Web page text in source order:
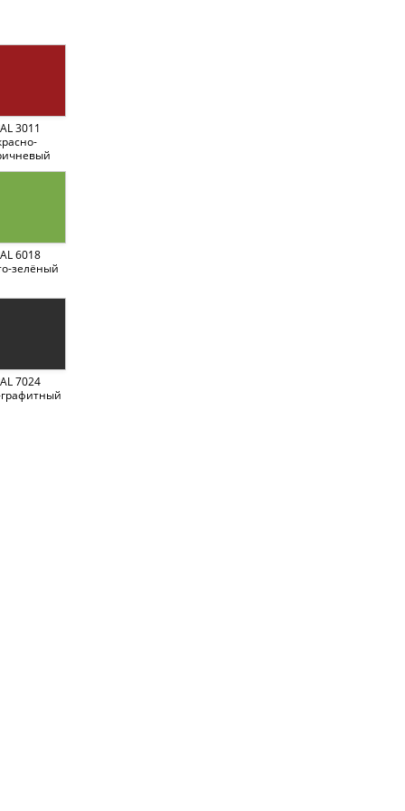
3011
6018
зелёный
7024